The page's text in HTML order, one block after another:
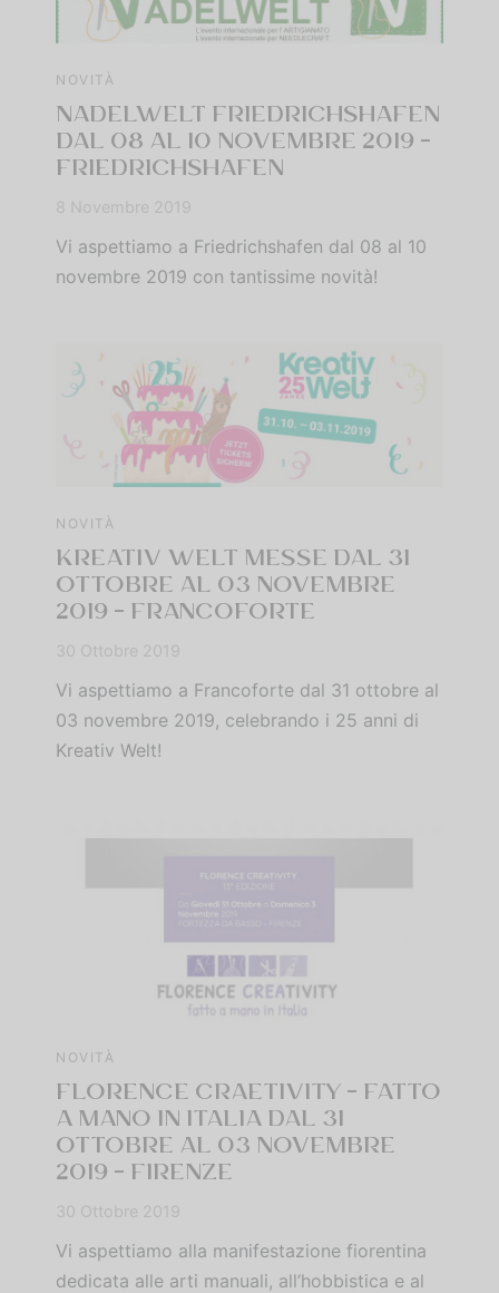
NOVITÀ
NADELWELT FRIEDRICHSHAFEN
DAL 08 AL 10 NOVEMBRE 2019 –
FRIEDRICHSHAFEN
8 Novembre 2019
Vi aspettiamo a Friedrichshafen dal 08 al 10
novembre 2019 con tantissime novità!
NOVITÀ
KREATIV WELT MESSE DAL 31
OTTOBRE AL 03 NOVEMBRE
2019 – FRANCOFORTE
30 Ottobre 2019
Vi aspettiamo a Francoforte dal 31 ottobre al
03 novembre 2019, celebrando i 25 anni di
Kreativ Welt!
NOVITÀ
FLORENCE CRAETIVITY – FATTO
A MANO IN ITALIA DAL 31
OTTOBRE AL 03 NOVEMBRE
2019 – FIRENZE
30 Ottobre 2019
Vi aspettiamo alla manifestazione fiorentina
dedicata alle arti manuali, all’hobbistica e al